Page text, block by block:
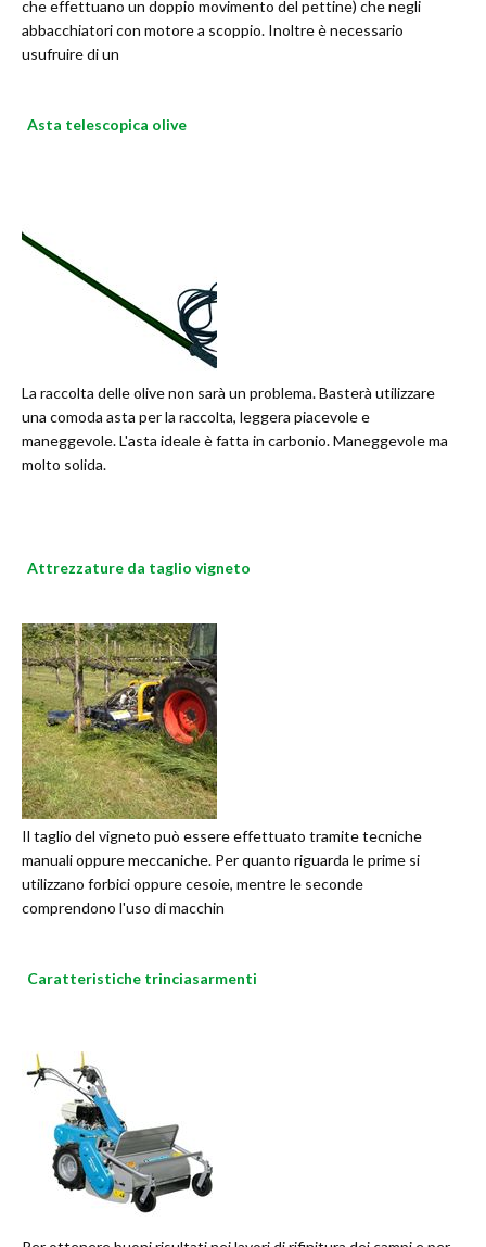
che effettuano un doppio movimento del pettine) che negli
abbacchiatori con motore a scoppio. Inoltre è necessario
usufruire di un
Asta telescopica olive
La raccolta delle olive non sarà un problema. Basterà utilizzare
una comoda asta per la raccolta, leggera piacevole e
maneggevole. L'asta ideale è fatta in carbonio. Maneggevole ma
molto solida.
Attrezzature da taglio vigneto
Il taglio del vigneto può essere effettuato tramite tecniche
manuali oppure meccaniche. Per quanto riguarda le prime si
utilizzano forbici oppure cesoie, mentre le seconde
comprendono l'uso di macchin
Caratteristiche trinciasarmenti